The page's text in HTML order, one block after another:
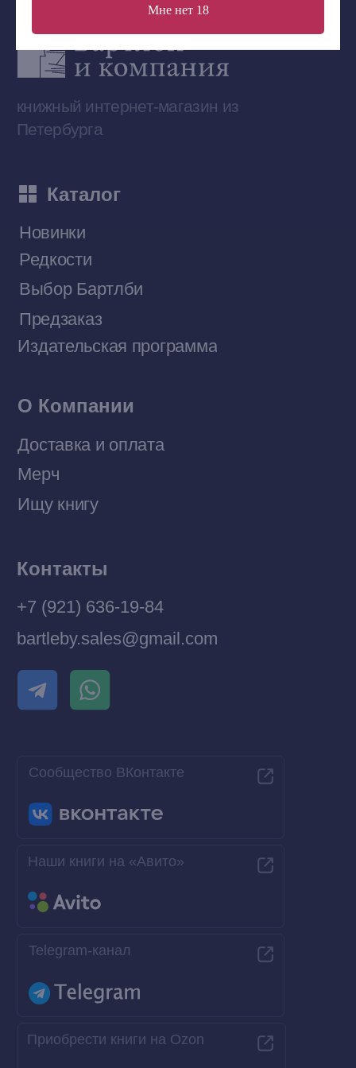
Мне нет 18
Договор оферты
Политика конфиденциальности
© 2026 Все права защищены
Приобрести книги на Ozon
Наши книги на «Авито»